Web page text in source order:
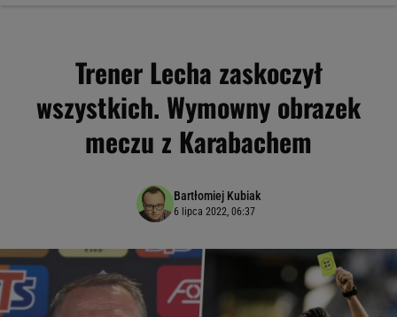
Trener Lecha zaskoczył
wszystkich. Wymowny obrazek
meczu z Karabachem
Bartłomiej Kubiak
6 lipca 2022, 06:37